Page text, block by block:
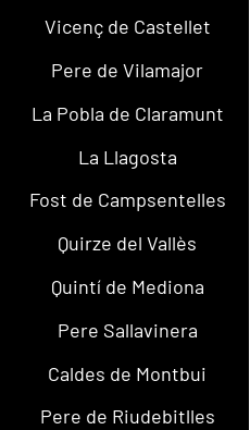
Vicenç de Castellet
Pere de Vilamajor
La Pobla de Claramunt
La Llagosta
Fost de Campsentelles
Quirze del Vallès
Quintí de Mediona
Pere Sallavinera
Caldes de Montbui
Pere de Riudebitlles